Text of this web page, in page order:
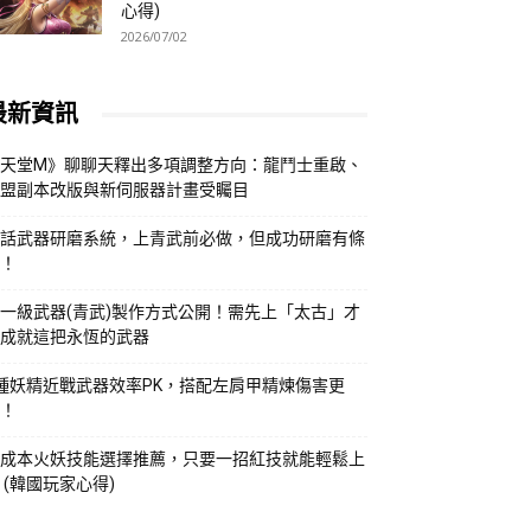
心得)
2026/07/02
新資訊
堂M》聊聊天釋出多項調整方向：龍鬥士重啟、
副本改版與新伺服器計畫受矚目
武器研磨系統，上青武前必做，但成功研磨有條
級武器(青武)製作方式公開！需先上「太古」才
就這把永恆的武器
妖精近戰武器效率PK，搭配左肩甲精煉傷害更
本火妖技能選擇推薦，只要一招紅技就能輕鬆上
(韓國玩家心得)